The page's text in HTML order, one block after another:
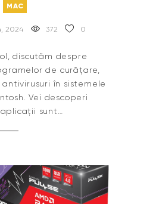
MAC
2024 372 0
discutăm despre
de curățare,
în sistemele
Vei descoperi
sunt…